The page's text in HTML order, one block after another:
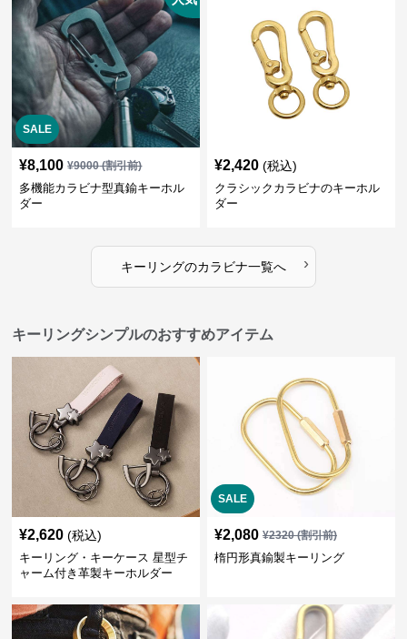
SALE
¥8,100 ¥9000(割引前)
多機能カラビナ型真鍮キーホル
ダー
¥2,420 (税込)
クラシックカラビナのキーホル
ダー
キーリングのカラビナ一覧へ ›
キーリングシンプルのおすすめアイテム
¥2,620 (税込)
キーリング・キーケース 星型チ
ャーム付き革製キーホルダー
SALE
¥2,080 ¥2320(割引前)
楕円形真鍮製キーリング